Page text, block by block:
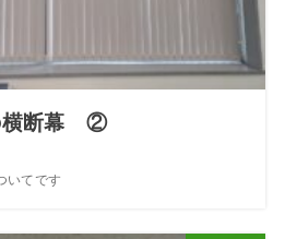
横断幕 ②
いてです